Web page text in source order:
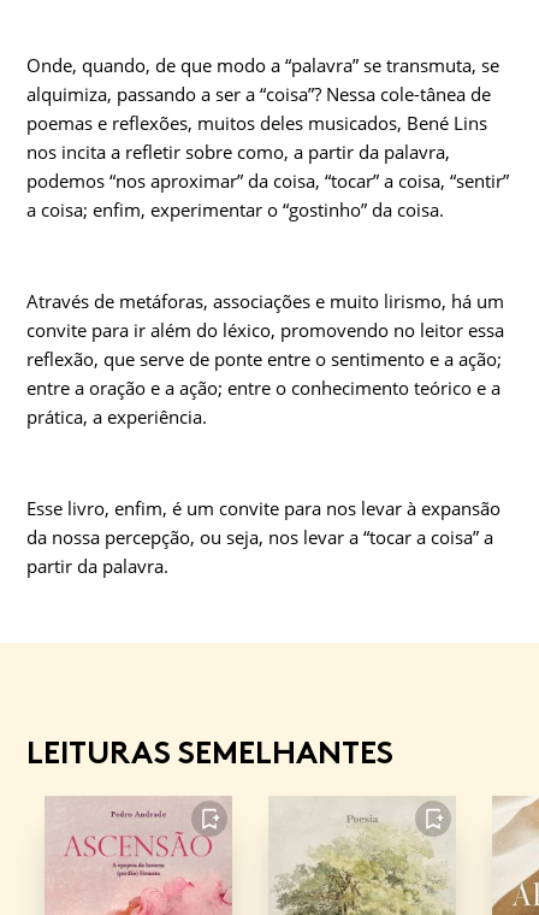
Onde, quando, de que modo a “palavra” se transmuta, se
alquimiza, passando a ser a “coisa”? Nessa cole-tânea de
poemas e reflexões, muitos deles musicados, Bené Lins
nos incita a refletir sobre como, a partir da palavra,
podemos “nos aproximar” da coisa, “tocar” a coisa, “sentir”
a coisa; enfim, experimentar o “gostinho” da coisa.
Através de metáforas, associações e muito lirismo, há um
convite para ir além do léxico, promovendo no leitor essa
reflexão, que serve de ponte entre o sentimento e a ação;
entre a oração e a ação; entre o conhecimento teórico e a
prática, a experiência.
Esse livro, enfim, é um convite para nos levar à expansão
da nossa percepção, ou seja, nos levar a “tocar a coisa” a
partir da palavra.
LEITURAS SEMELHANTES
FAVORITO FAVORITO